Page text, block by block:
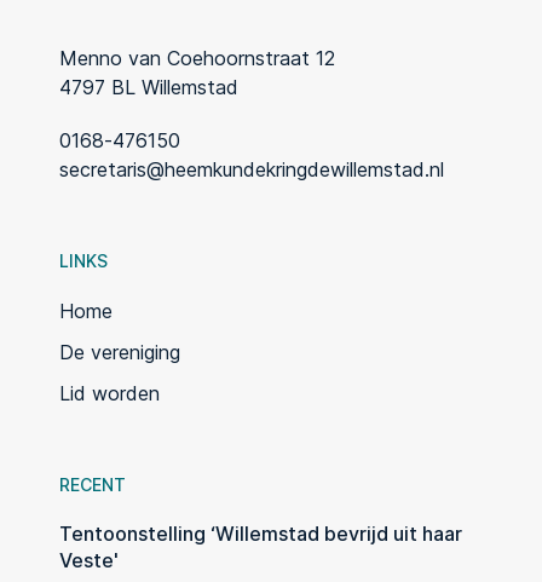
Menno van Coehoornstraat 12
4797 BL Willemstad
0168-476150
secretaris@heemkundekringdewillemstad.nl
LINKS
Home
De vereniging
Lid worden
RECENT
Tentoonstelling ‘Willemstad bevrijd uit haar
Veste'